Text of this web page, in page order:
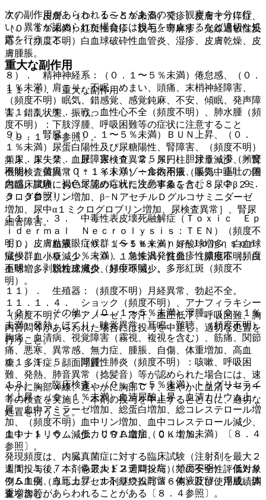
７）． 皮膚：（０．１〜５％未満）発疹、皮膚そう痒症、
（０．１％未満）紅斑性発疹、脱毛、蕁麻疹、光線過敏性反
応、（頻度不明）白血球破砕性血管炎、湿疹、皮膚乾燥、皮
膚腫脹。
８）． 精神神経系：（０．１〜５％未満）倦怠感、（０．
１％未満）肩こり、不眠、めまい、頭痛、末梢神経障害、
（頻度不明）眠気、錯感覚、感覚鈍麻、不安、傾眠、発声障
害、錯乱状態、振戦。
９）． 腎臓：（０．１〜５％未満）ＢＵＮ上昇、（０．
１％未満）尿蛋白陽性及び尿糖陽性、腎障害、（頻度不明）
頻尿、尿失禁、血尿、尿検査異常、尿円柱、尿量減少、＊腎
機能検査値異常［＊：イトリゾール内用液（販売中止）の国
内臨床試験において認められた次の事象を含む：尿中β２ミ
クログロブリン増加、β−ＮアセチルＤグルコサミニダーゼ
増加、尿中α１ミクログロブリン増加、尿検査異常］、腎尿
細管障害。
１０）． 血液：（０．１〜５％未満）好酸球増多、白血球
減少、血小板減少、（０．１％未満）貧血、（頻度不明）白
血球増多、顆粒球減少、好中球減少。
１１）． 生殖器：（頻度不明）月経異常、勃起不全。
１２）． その他：（０．１〜５％未満）浮腫、（０．１％
未満）発熱、ほてり、味覚異常、耳鳴、難聴、（頻度不明）
胸痛、血清病、視覚障害（霧視、複視を含む）、筋痛、関節
痛、悪寒、異常感、無力症、腫脹、自傷、体重増加、高血
糖、多汗症、顔面浮腫。
１３）． 臨床検査：（０．１〜５％未満）トリグリセライ
ド上昇、（０．１％未満）血清尿酸上昇、血清カリウム上
昇、血中アミラーゼ増加、総蛋白増加、総コレステロール増
加、（頻度不明）血中リン増加、血中コレステロール減少、
血中ナトリウム減少、ＣＲＰ増加、ＣＫ増加。
発現頻度は、内臓真菌症に対する臨床試験（注射剤を最大２
週間投与後、本剤を最大１２週間投与）での安全性評価対象
例５１例（うちカプセル剤継続投与３６例）及び使用成績調
査を含む。
次の副作用があらわれることがあるので、観察を十分に行
い、異常が認められた場合には投与を中止するなど適切な処
置を行うこと。
重大な副作用
１１．１． 重大な副作用
１１．１．１． うっ血性心不全（頻度不明）、肺水腫（頻
度不明）：下肢浮腫、呼吸困難等の症状に注意すること
〔９．１．２参照〕。
１１．１．２． 肝障害（０．２５％）、胆汁うっ滞（頻度
不明）、黄疸（０．１％未満）：食欲不振、嘔気、嘔吐、倦
怠感、腹痛、褐色尿等の症状に注意すること〔８．２、９．
３．３参照〕。
１１．１．３． 中毒性表皮壊死融解症（Ｔｏｘｉｃ Ｅｐ
ｉｄｅｒｍａｌ Ｎｅｃｒｏｌｙｓｉｓ：ＴＥＮ）（頻度不
明）、皮膚粘膜眼症候群（Ｓｔｅｖｅｎｓ−Ｊｏｈｎｓｏｎ
症候群）（０．１％未満）、急性汎発性発疹性膿疱症（頻度
不明）、剥脱性皮膚炎（頻度不明）、多形紅斑（頻度不
明）。
１１．１．４． ショック（頻度不明）、アナフィラキシー
（頻度不明）：チアノーゼ、冷汗、血圧低下、呼吸困難、胸
内苦悶等があらわれた場合には投与を中止し、適切な処置を
行うこと。
１１．１．５． 間質性肺炎（頻度不明）：咳嗽、呼吸困
難、発熱、肺音異常（捻髪音）等が認められた場合には、速
やかに胸部Ｘ線、速やかに胸部ＣＴ、速やかに血清マーカー
等の検査を実施し、本剤の投与を中止するとともに、適切な
処置を行うこと。
１１．１．６． 低カリウム血症（０．１％未満）〔８．４
参照〕。
１１．１．７． 偽アルドステロン症（頻度不明）：低カリ
ウム血症、血圧上昇、ナトリウム貯留・体液貯留、浮腫、体
重増加等があらわれることがある〔８．４参照〕。